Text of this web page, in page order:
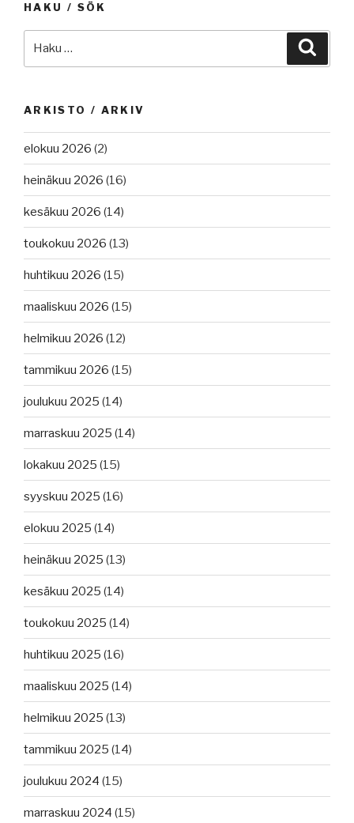
HAKU / SÖK
ARKISTO / ARKIV
elokuu 2026 (2)
heinäkuu 2026 (16)
kesäkuu 2026 (14)
toukokuu 2026 (13)
huhtikuu 2026 (15)
maaliskuu 2026 (15)
helmikuu 2026 (12)
tammikuu 2026 (15)
joulukuu 2025 (14)
marraskuu 2025 (14)
lokakuu 2025 (15)
syyskuu 2025 (16)
elokuu 2025 (14)
heinäkuu 2025 (13)
kesäkuu 2025 (14)
toukokuu 2025 (14)
huhtikuu 2025 (16)
maaliskuu 2025 (14)
helmikuu 2025 (13)
tammikuu 2025 (14)
joulukuu 2024 (15)
marraskuu 2024 (15)